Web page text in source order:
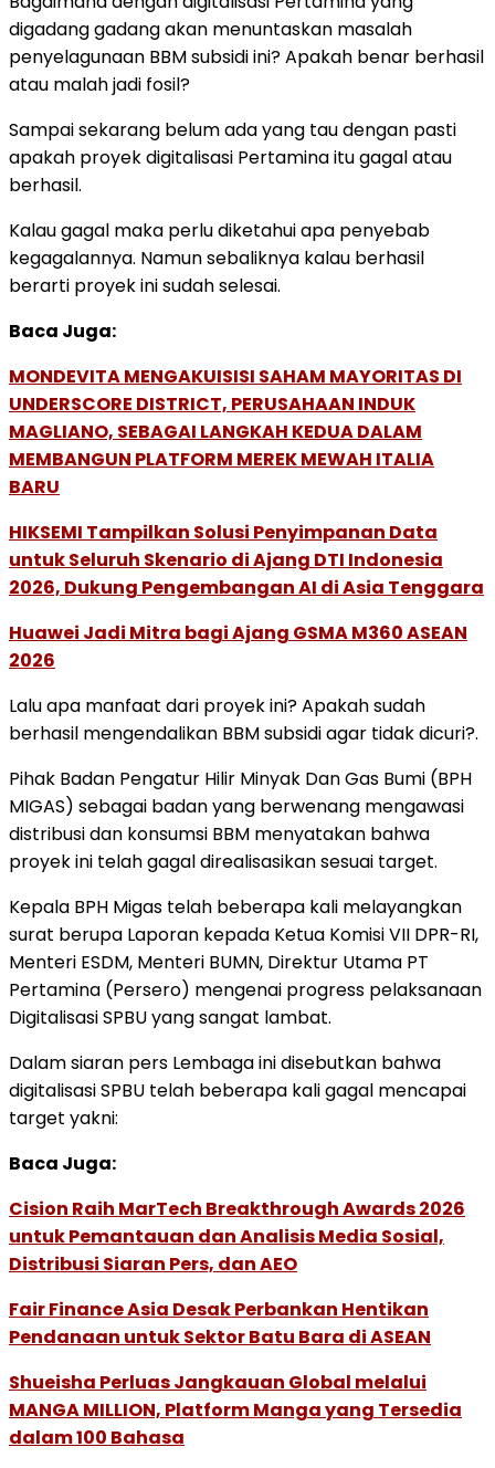
digadang gadang akan menuntaskan masalah
penyelagunaan BBM subsidi ini? Apakah benar berhasil
atau malah jadi fosil?
Sampai sekarang belum ada yang tau dengan pasti
apakah proyek digitalisasi Pertamina itu gagal atau
berhasil.
Kalau gagal maka perlu diketahui apa penyebab
kegagalannya. Namun sebaliknya kalau berhasil
berarti proyek ini sudah selesai.
Baca Juga:
MONDEVITA MENGAKUISISI SAHAM MAYORITAS DI
UNDERSCORE DISTRICT, PERUSAHAAN INDUK
MAGLIANO, SEBAGAI LANGKAH KEDUA DALAM
MEMBANGUN PLATFORM MEREK MEWAH ITALIA
BARU
HIKSEMI Tampilkan Solusi Penyimpanan Data
untuk Seluruh Skenario di Ajang DTI Indonesia
2026, Dukung Pengembangan AI di Asia Tenggara
Huawei Jadi Mitra bagi Ajang GSMA M360 ASEAN
2026
Lalu apa manfaat dari proyek ini? Apakah sudah
berhasil mengendalikan BBM subsidi agar tidak dicuri?.
Pihak Badan Pengatur Hilir Minyak Dan Gas Bumi (BPH
MIGAS) sebagai badan yang berwenang mengawasi
distribusi dan konsumsi BBM menyatakan bahwa
proyek ini telah gagal direalisasikan sesuai target.
Kepala BPH Migas telah beberapa kali melayangkan
surat berupa Laporan kepada Ketua Komisi VII DPR-RI,
Menteri ESDM, Menteri BUMN, Direktur Utama PT
Pertamina (Persero) mengenai progress pelaksanaan
Digitalisasi SPBU yang sangat lambat.
Dalam siaran pers Lembaga ini disebutkan bahwa
digitalisasi SPBU telah beberapa kali gagal mencapai
target yakni:
Baca Juga:
Cision Raih MarTech Breakthrough Awards 2026
untuk Pemantauan dan Analisis Media Sosial,
Distribusi Siaran Pers, dan AEO
Fair Finance Asia Desak Perbankan Hentikan
Pendanaan untuk Sektor Batu Bara di ASEAN
Shueisha Perluas Jangkauan Global melalui
MANGA MILLION, Platform Manga yang Tersedia
dalam 100 Bahasa